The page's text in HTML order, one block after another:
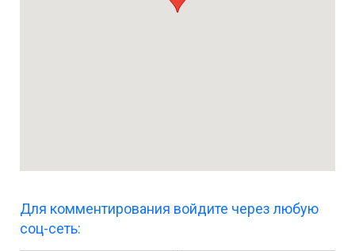
Для комментирования войдите через любую
соц-сеть: